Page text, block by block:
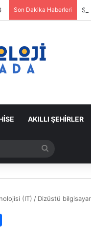
Son Dakika Haberleri
AKILLI ŞEHIRLER
yap
(IT) / Dizüstü